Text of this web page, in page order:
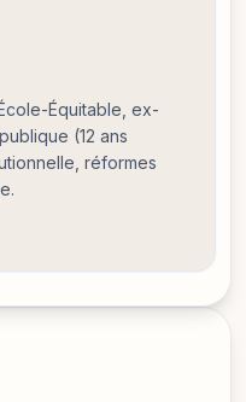
Équitable, ex-
(12 ans
réformes